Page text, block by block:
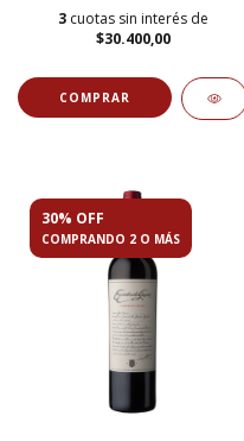
3 cuotas sin interés de
$30.400,00
30% OFF
COMPRANDO 2 O MÁS